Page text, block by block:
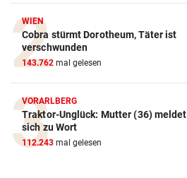
WIEN
Cobra stürmt Dorotheum, Täter ist
verschwunden
143.762 mal gelesen
VORARLBERG
Traktor-Unglück: Mutter (36) meldet
sich zu Wort
112.243 mal gelesen
ZUM VERGLEICH
Crosstrainer Vergleich
ZUM VERGLEICH
E-Bike Vergleich
ZUM VERGLEICH
Elektro-Scooter Vergleich